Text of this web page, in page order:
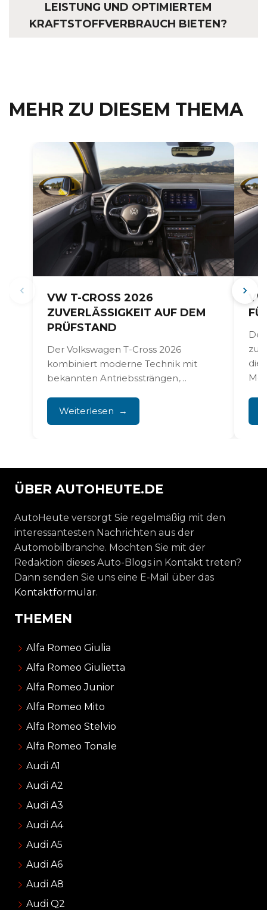
LEISTUNG UND OPTIMIERTEM
KRAFTSTOFFVERBRAUCH BIETEN?
MEHR ZU DIESEM THEMA
VW T-CROSS 2026
ZUVERLÄSSIGKEIT AUF DEM
PRÜFSTAND
Der Volkswagen T-Cross 2026
kombiniert moderne Technik mit
bekannten Antriebssträngen,
Wartung und Aufmerksamkeit für
Schwachstellen. Mit...
Weiterlesen
zur
ÜBER AUTOHEUTE.DE
AutoHeute versorgt Sie regelmäßig mit den
interessantesten Nachrichten aus der
Automobilbranche. Möchten Sie mit der
Redaktion dieses Auto-Blogs in Kontakt treten?
Dann senden Sie uns eine E-Mail über das
Kontaktformular.
THEMEN
Alfa Romeo Giulia
Alfa Romeo Giulietta
Alfa Romeo Junior
Alfa Romeo Mito
Alfa Romeo Stelvio
Alfa Romeo Tonale
Audi A1
Audi A2
Audi A3
Audi A4
Audi A5
Audi A6
Audi A8
Audi Q2